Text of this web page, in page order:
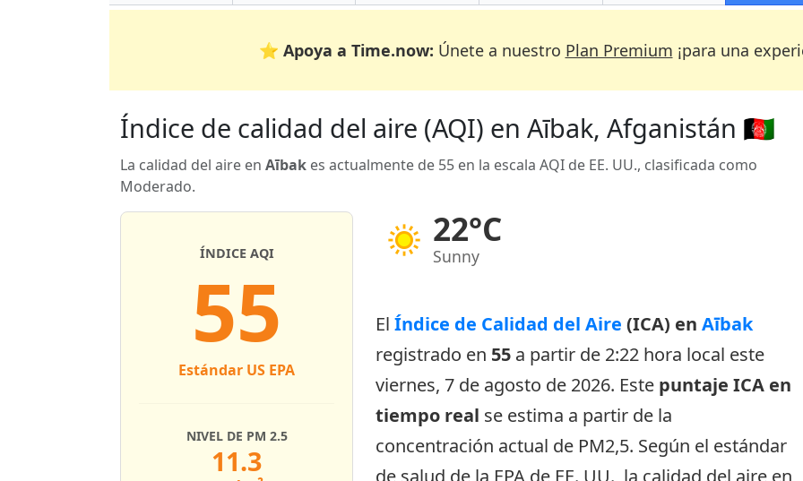
⭐ Apoya a Time.now: Únete a nuestro Plan Premium ¡para una
Índice de calidad del aire (AQI) en Aībak, Afganistán 🇦🇫
La calidad del aire en Aībak es actualmente de 55 en la escala AQI de EE. UU., clasificada como
Moderado.
22°C
Sunny
ÍNDICE AQI
55
Estándar US EPA
NIVEL DE PM 2.5
11.3
El Índice de Calidad del Aire (ICA) en Aībak
registrado en 55 a partir de 2:22 hora local este
viernes, 7 de agosto de 2026. Este puntaje ICA en
tiempo real se estima a partir de la
concentración actual de PM2,5. Según el estándar
de salud de la EPA de EE. UU., la calidad del aire en